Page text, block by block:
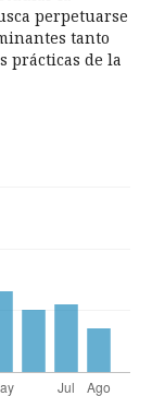
perpetuarse
tanto
prácticas de la